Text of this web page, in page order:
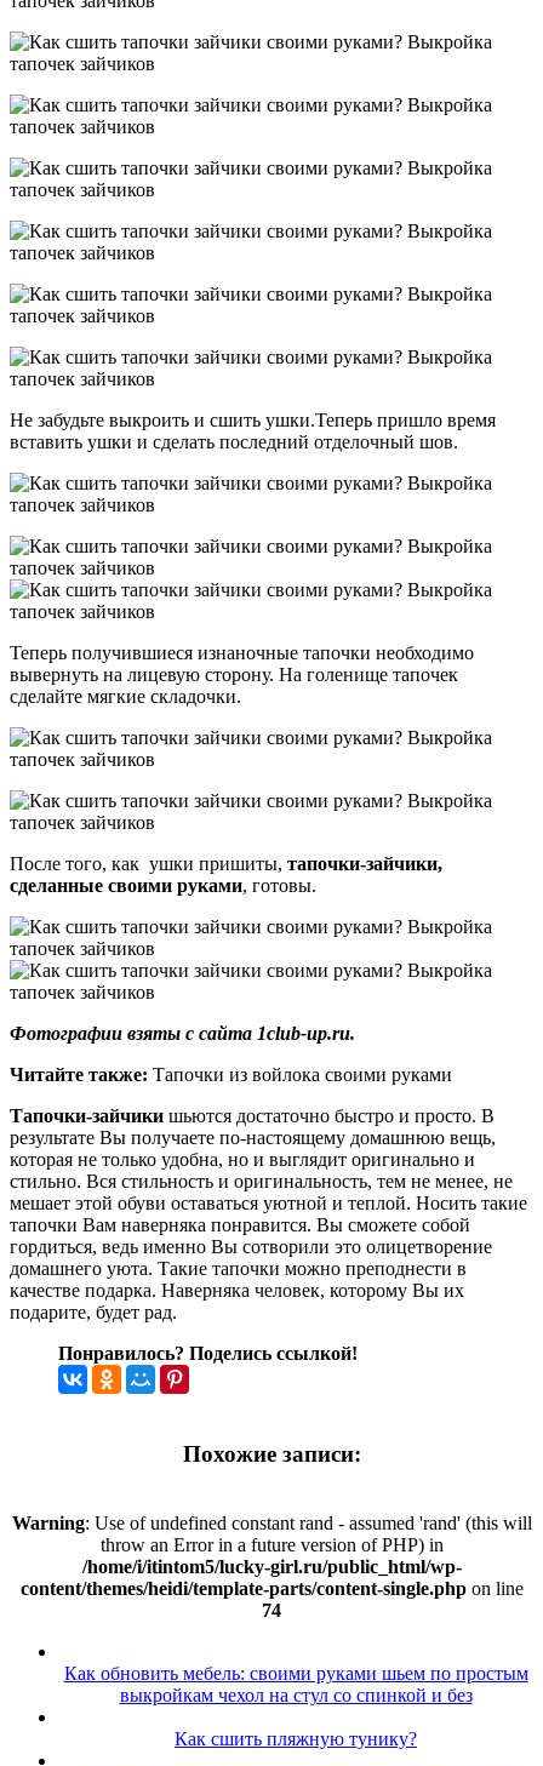
Не забудьте выкроить и сшить ушки.Теперь пришло время
вставить ушки и сделать последний отделочный шов.
Теперь получившиеся изнаночные тапочки необходимо
вывернуть на лицевую сторону. На голенище тапочек
сделайте мягкие складочки.
После того, как ушки пришиты, тапочки-зайчики,
сделанные своими руками, готовы.
Фотографии взяты с сайта 1club-up.ru.
Читайте также: Тапочки из войлока своими руками
Тапочки-зайчики шьются достаточно быстро и просто. В
результате Вы получаете по-настоящему домашнюю вещь,
которая не только удобна, но и выглядит оригинально и
стильно. Вся стильность и оригинальность, тем не менее, не
мешает этой обуви оставаться уютной и теплой. Носить такие
тапочки Вам наверняка понравится. Вы сможете собой
гордиться, ведь именно Вы сотворили это олицетворение
домашнего уюта. Такие тапочки можно преподнести в
качестве подарка. Наверняка человек, которому Вы их
подарите, будет рад.
Понравилось? Поделись ссылкой!
Похожие записи:
Warning: Use of undefined constant rand - assumed 'rand' (this will
throw an Error in a future version of PHP) in
/home/i/itintom5/lucky-girl.ru/public_html/wp-
content/themes/heidi/template-parts/content-single.phpon line
74
Как обновить мебель: своими руками шьем по простым
выкройкам чехол на стул со спинкой и без
Как сшить пляжную тунику?